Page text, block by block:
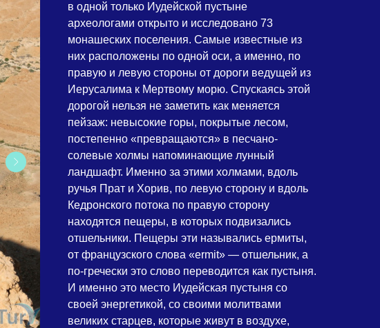
в одной только Иудейской пустыне
археологами открыто и исследовано 73
монашеских поселения. Самые известные из
них расположены по одной оси, а именно, по
правую и левую стороны от дороги ведущей из
Иерусалима к Мертвому морю. Спускаясь этой
дорогой нельзя не заметить как меняется
пейзаж: невысокие горы, покрытые лесом,
постепенно «превращаются» в песчано-
солевые холмы напоминающие лунный
ландшафт. Именно за этими холмами, вдоль
ручья Прат и Хорив, по левую сторону и вдоль
Кедронского потока по правую сторону
находятся пещеры, в которых подвизались
отшельники. Пещеры эти назывались ермиты,
от французского слова «ermit» — отшельник, а
по-гречески это слово переводится как пустыня.
И именно это место Иудейская пустыня со
своей энергетикой, со своими молитвами
великих старцев, которые живут в воздухе,